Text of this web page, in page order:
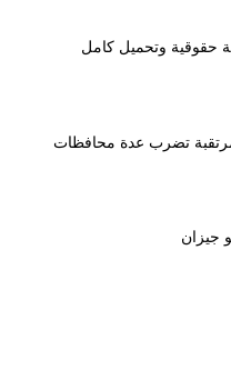
حقوقية وتحميل كامل
تضرب عدة محافظات
جيزان